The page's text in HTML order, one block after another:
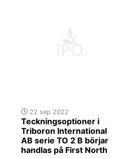
22 sep 2022
Teckningsoptioner i
Triboron International
AB serie TO 2 B börjar
handlas på First North